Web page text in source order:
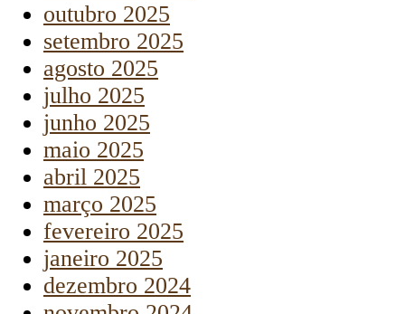
outubro 2025
setembro 2025
agosto 2025
julho 2025
junho 2025
maio 2025
abril 2025
março 2025
fevereiro 2025
janeiro 2025
dezembro 2024